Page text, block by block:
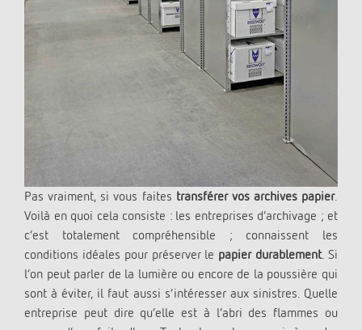
Pas vraiment, si vous faites transférer vos archives papier.
Voilà en quoi cela consiste : les entreprises d’archivage ; et
c’est totalement compréhensible ; connaissent les
conditions idéales pour préserver le papier durablement. Si
l’on peut parler de la lumière ou encore de la poussière qui
sont à éviter, il faut aussi s’intéresser aux sinistres. Quelle
entreprise peut dire qu’elle est à l’abri des flammes ou